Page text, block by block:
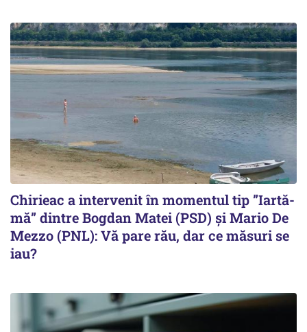
Chirieac a intervenit în momentul tip ”Iartă-
mă” dintre Bogdan Matei (PSD) și Mario De
Mezzo (PNL): Vă pare rău, dar ce măsuri se
iau?